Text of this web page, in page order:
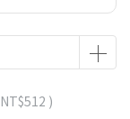
NT$512 )